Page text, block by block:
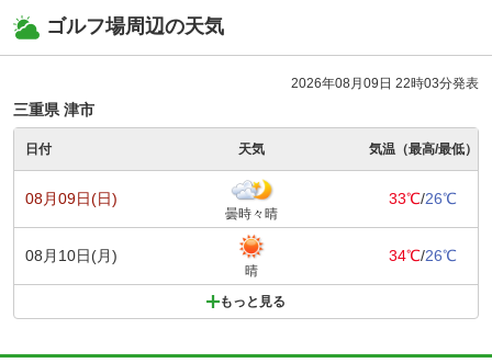
ゴルフ場周辺の天気
2026年08月09日 22時03分発表
三重県 津市
日付 天気 気温（最高/最低）
08月09日(日)
曇時々晴
33℃/26℃
08月10日(月)
晴
34℃/26℃
もっと見る